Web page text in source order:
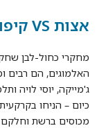
אצות VS קיפודי ים סוף
מחקרי כחול-לבן
האלמוגים, הם רבים
ג'מייקה, יוסי לויה
כיום – הניחו
מכוסים ברשת וחלקם